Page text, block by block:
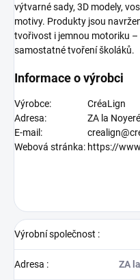
výtvarné sady, 3D modely,
motivy. Produkty jsou
tvořivost i jemnou motoriku
samostatné tvoření školáků.
Informace o výrobci
Výrobce:
CréaLign
Adresa:
ZA la
E-mail:
Webová stránka: https://
Výrobní společnost :
Adresa : ZA